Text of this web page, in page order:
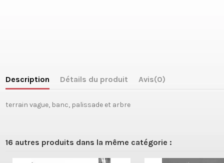
Description Détails du produit Avis(0)
terrain vague, banc, palissade et arbre
16 autres produits dans la même catégorie :